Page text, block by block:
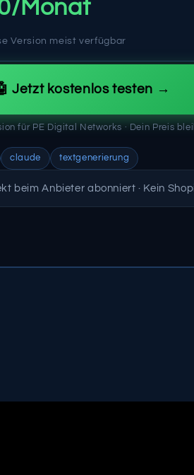
Monat
Version meist verfügbar
Jetzt kostenlos testen →
für PE Digital Networks · Dein Preis
claude textgenerierung
beim Anbieter abonniert · Kein